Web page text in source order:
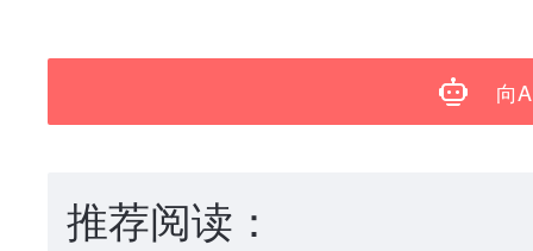
向
推荐阅读：